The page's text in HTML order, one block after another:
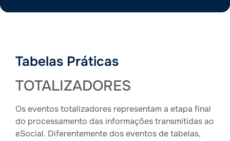
Tabelas Práticas
TOTALIZADORES
Os eventos totalizadores representam a etapa final
do processamento das informações transmitidas ao
eSocial. Diferentemente dos eventos de tabelas,